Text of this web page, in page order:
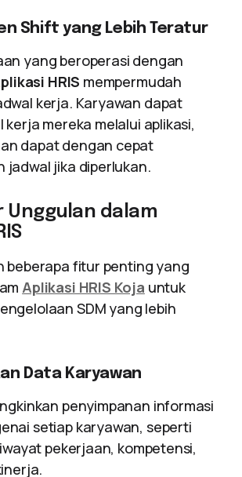
Shift yang Lebih Teratur
yang beroperasi dengan
HRIS mempermudah
kerja. Karyawan dapat
kerja mereka melalui aplikasi,
dapat dengan cepat
jadwal jika diperlukan.
Unggulan dalam
beberapa fitur penting yang
Aplikasi HRIS Koja untuk
SDM yang lebih
Data Karyawan
penyimpanan informasi
setiap karyawan, seperti
pekerjaan, kompetensi,